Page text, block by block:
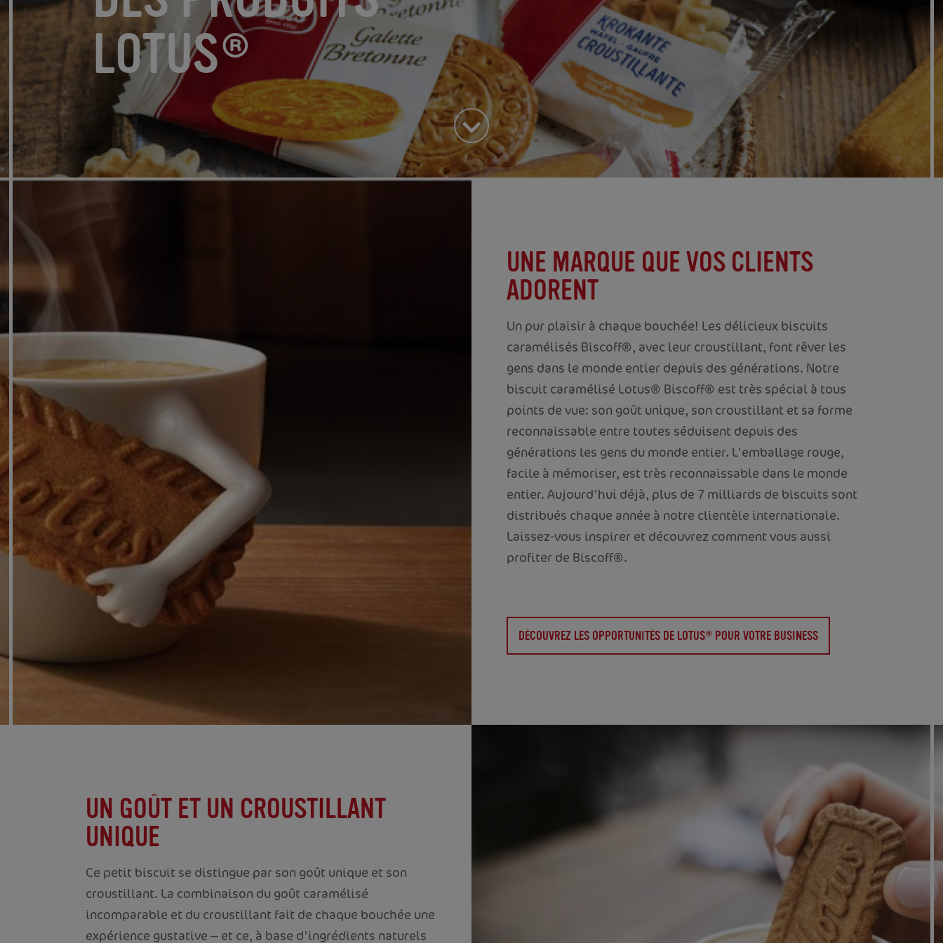
LOTUS®
UNE MARQUE QUE VOS CLIENTS
ADORENT
Un pur plaisir à chaque bouchée! Les délicieux biscuits
caramélisés Biscoff®, avec leur croustillant, font rêver les
gens dans le monde entier depuis des générations. Notre
biscuit caramélisé Lotus® Biscoff® est très spécial à tous
points de vue: son goût unique, son croustillant et sa forme
reconnaissable entre toutes séduisent depuis des
générations les gens du monde entier. L'emballage rouge,
facile à mémoriser, est très reconnaissable dans le monde
entier. Aujourd'hui déjà, plus de 7 milliards de biscuits sont
distribués chaque année à notre clientèle internationale.
Laissez-vous inspirer et découvrez comment vous aussi
profiter de Biscoff®.
DÉCOUVREZ LES OPPORTUNITÉS DE LOTUS® POUR VOTRE BUSINESS
UN GOÛT ET UN CROUSTILLANT
UNIQUE
Ce petit biscuit se distingue par son goût unique et son
croustillant. La combinaison du goût caramélisé
incomparable et du croustillant fait de chaque bouchée une
expérience gustative ⎼ et ce, à base d'ingrédients naturels